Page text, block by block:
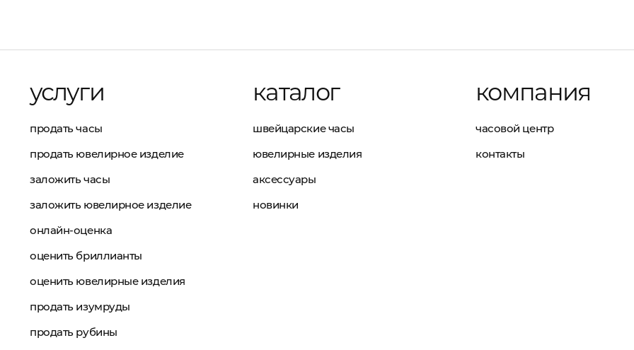
услуги
продать часы
продать ювелирное изделие
заложить часы
заложить ювелирное изделие
онлайн-оценка
оценить бриллианты
оценить ювелирные изделия
продать изумруды
продать рубины
каталог
швейцарские часы
ювелирные изделия
аксессуары
новинки
компания
часовой центр
контакты